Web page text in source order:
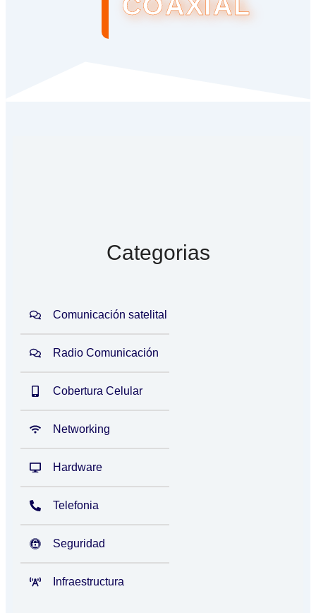
Categorias
Comunicación satelital
Radio Comunicación
Cobertura Celular
Networking
Hardware
Telefonia
Seguridad
Infraestructura